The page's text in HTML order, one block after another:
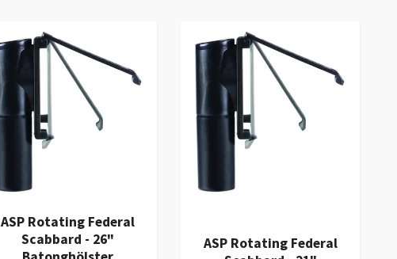
ASP Rotating Federal
Scabbard - 26"
ASP Rotating Federal